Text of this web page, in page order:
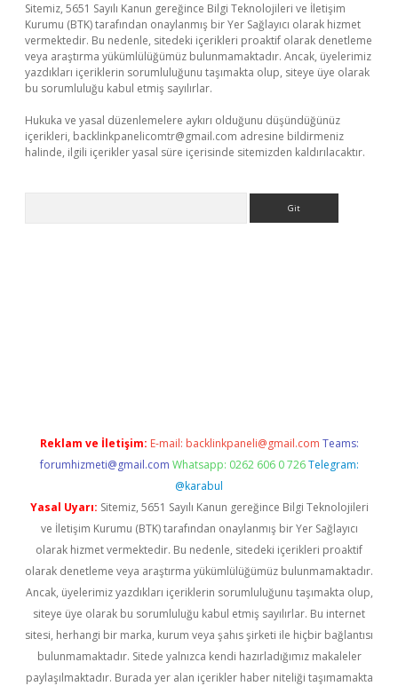
Sitemiz, 5651 Sayılı Kanun gereğince Bilgi Teknolojileri ve İletişim
Kurumu (BTK) tarafından onaylanmış bir Yer Sağlayıcı olarak hizmet
vermektedir. Bu nedenle, sitedeki içerikleri proaktif olarak denetleme
veya araştırma yükümlülüğümüz bulunmamaktadır. Ancak, üyelerimiz
yazdıkları içeriklerin sorumluluğunu taşımakta olup, siteye üye olarak
bu sorumluluğu kabul etmiş sayılırlar.
Hukuka ve yasal düzenlemelere aykırı olduğunu düşündüğünüz
içerikleri, backlinkpanelicomtr@gmail.com adresine bildirmeniz
halinde, ilgili içerikler yasal süre içerisinde sitemizden kaldırılacaktır.
Reklam ve İletişim: E-mail: backlinkpaneli@gmail.com Teams:
forumhizmeti@gmail.com Whatsapp: 0262 606 0 726 Telegram:
@karabul
Yasal Uyarı: Sitemiz, 5651 Sayılı Kanun gereğince Bilgi Teknolojileri
ve İletişim Kurumu (BTK) tarafından onaylanmış bir Yer Sağlayıcı
olarak hizmet vermektedir. Bu nedenle, sitedeki içerikleri proaktif
olarak denetleme veya araştırma yükümlülüğümüz bulunmamaktadır.
Ancak, üyelerimiz yazdıkları içeriklerin sorumluluğunu taşımakta olup,
siteye üye olarak bu sorumluluğu kabul etmiş sayılırlar. Bu internet
sitesi, herhangi bir marka, kurum veya şahıs şirketi ile hiçbir bağlantısı
bulunmamaktadır. Sitede yalnızca kendi hazırladığımız makaleler
paylaşılmaktadır. Burada yer alan içerikler haber niteliği taşımamakta